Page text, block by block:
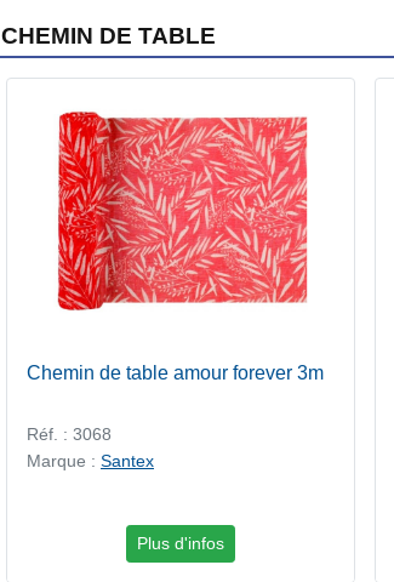
CHEMIN DE TABLE
Chemin de table amour forever 3m
Réf. : 3068
Marque : Santex
Plus d'infos